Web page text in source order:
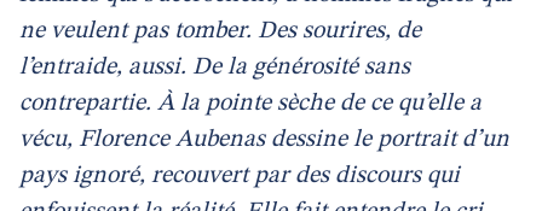
ne veulent pas tomber. Des sourires, de
l’entraide, aussi. De la générosité sans
contrepartie. À la pointe sèche de ce qu’elle a
vécu, Florence Aubenas dessine le portrait d’un
pays ignoré, recouvert par des discours qui